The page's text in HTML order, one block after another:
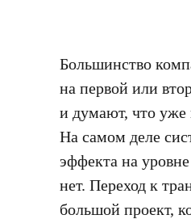
Большинство
на первой или
и думают, что
На самом деле
эффекта на
нет. Переход к
большой проект,